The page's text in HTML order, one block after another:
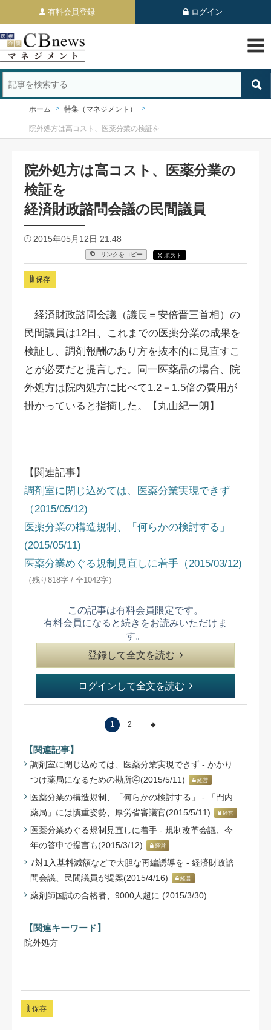
有料会員登録 ログイン
ホーム 特集（マネジメント）
院外処方は高コスト、医薬分業の検証を
院外処方は高コスト、医薬分業の
検証を
経済財政諮問会議の民間議員
2015年05月12日 21:48
リンクをコピー X ポスト
保存
経済財政諮問会議（議長＝安倍晋三首相）の
民間議員は12日、これまでの医薬分業の成果を
検証し、調剤報酬のあり方を抜本的に見直すこ
とが必要だと提言した。同一医薬品の場合、院
外処方は院内処方に比べて1.2－1.5倍の費用が
掛かっていると指摘した。【丸山紀一朗】
【関連記事】
調剤室に閉じ込めては、医薬分業実現できず
（2015/05/12)
医薬分業の構造規制、「何らかの検討する」
(2015/05/11)
医薬分業めぐる規制見直しに着手（2015/03/12)
（残り818字 / 全1042字）
この記事は有料会員限定です。
有料会員になると続きをお読みいただけま
す。
登録して全文を読む
ログインして全文を読む
1 2
【関連記事】
調剤室に閉じ込めては、医薬分業実現できず - かかり
つけ薬局になるための勘所④(2015/5/11)
経営
医薬分業の構造規制、「何らかの検討する」 - 「門内
薬局」には慎重姿勢、厚労省審議官(2015/5/11)
経営
医薬分業めぐる規制見直しに着手 - 規制改革会議、今
年の答申で提言も(2015/3/12)
経営
7対1入基料減額などで大胆な再編誘導を - 経済財政諮
問会議、民間議員が提案(2015/4/16)
経営
薬剤師国試の合格者、9000人超に (2015/3/30)
【関連キーワード】
院外処方
保存